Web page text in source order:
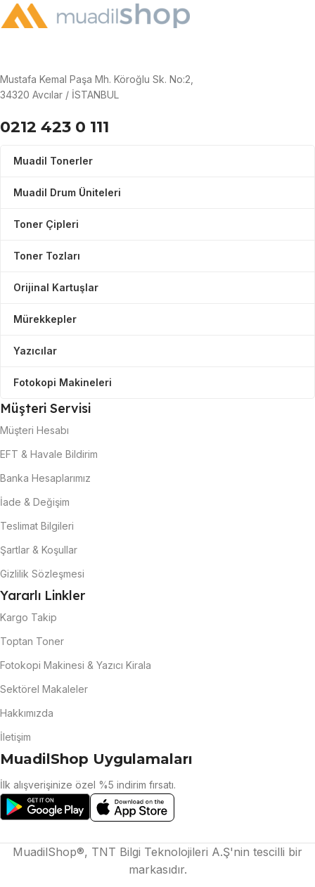
Mustafa Kemal Paşa Mh. Köroğlu Sk. No:2,
34320 Avcılar / İSTANBUL
0212 423 0 111
Muadil Tonerler
Muadil Drum Üniteleri
Toner Çipleri
Toner Tozları
Orijinal Kartuşlar
Mürekkepler
Yazıcılar
Fotokopi Makineleri
Müşteri Servisi
Müşteri Hesabı
EFT & Havale Bildirim
Banka Hesaplarımız
İade & Değişim
Teslimat Bilgileri
Şartlar & Koşullar
Gizlilik Sözleşmesi
Yararlı Linkler
Kargo Takip
Toptan Toner
Fotokopi Makinesi & Yazıcı Kirala
Sektörel Makaleler
Hakkımızda
İletişim
MuadilShop Uygulamaları
İlk alışverişinize özel %5 indirim fırsatı.
MuadilShop®, TNT Bilgi Teknolojileri A.Ş'nin tescilli bir
markasıdır.